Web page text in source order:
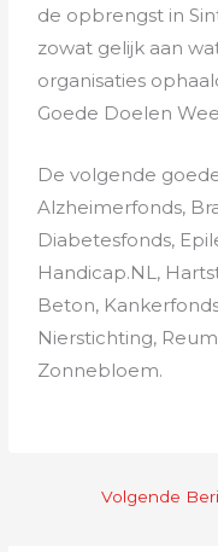
de opbrengst in
zowat gelijk aan
organisaties
Goede Doelen
De volgende
Alzheimerfonds,
Diabetesfonds,
Handicap.NL,
Beton,
Nierstichting,
Zonnebloem.
Volgende